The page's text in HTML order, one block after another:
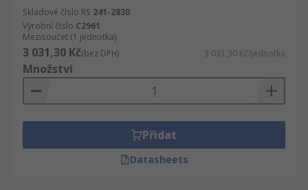
Skladové číslo RS 241-2830
Výrobní číslo C2961
Mezisoučet (1 jednotka)
3 031,30 Kč(bez DPH) 3 031,30 Kč/jednotka
Množství
Přidat
Datasheets